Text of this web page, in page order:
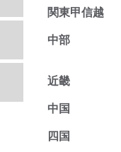
関東甲信越
中部
近畿
中国
四国